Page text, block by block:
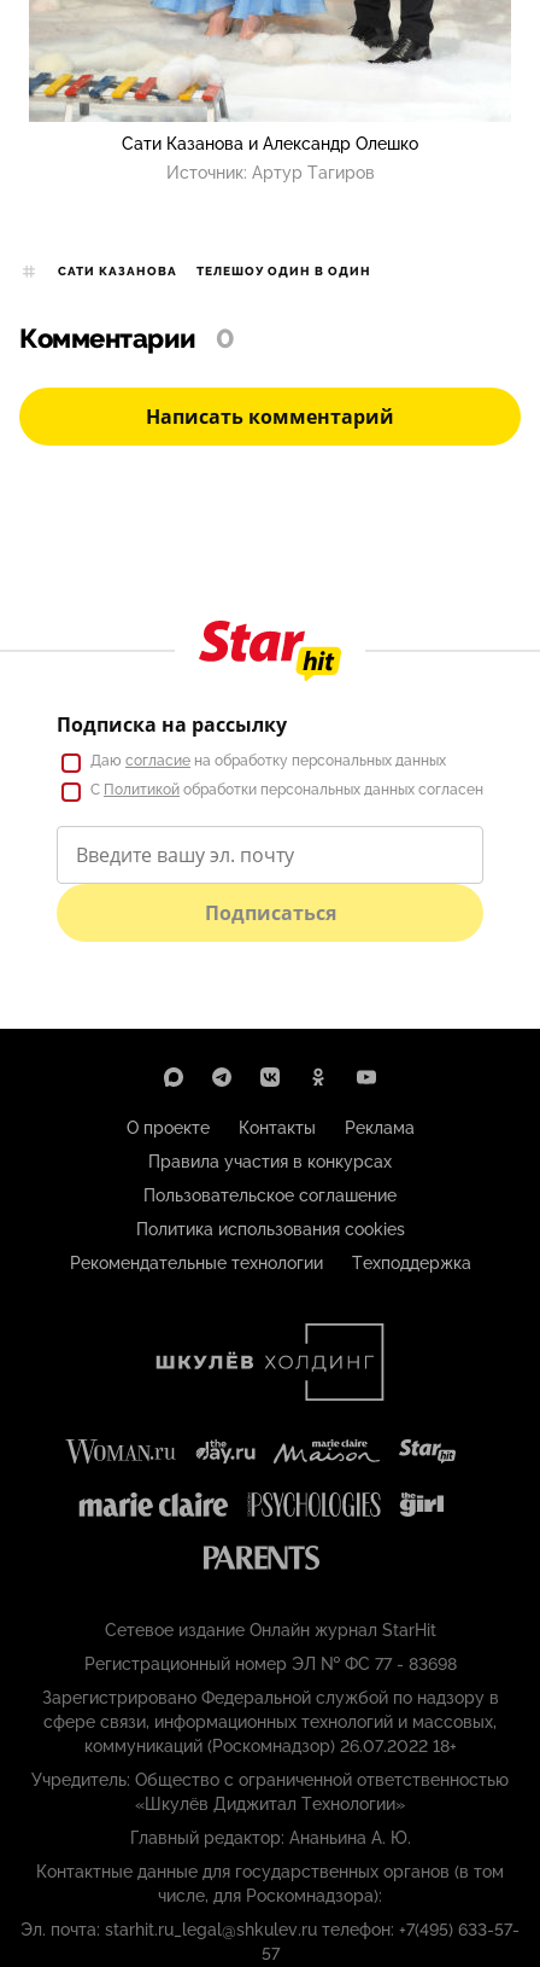
Сати Казанова и Александр Олешко
Источник: Артур Тагиров
САТИ КАЗАНОВА ТЕЛЕШОУ ОДИН В ОДИН
Комментарии 0
Написать комментарий
Подписка на рассылку
Даю согласие на обработку персональных данных
С Политикой обработки персональных данных согласен
Подписаться
О проекте Контакты
Реклама
Правила участия в конкурсах
Пользовательское соглашение
Политика использования cookies
Рекомендательные технологии
Техподдержка
Сетевое издание Онлайн журнал StarHit
Регистрационный номер ЭЛ № ФС 77 - 83698
Зарегистрировано Федеральной службой по надзору в
сфере связи, информационных технологий и массовых,
коммуникаций (Роскомнадзор) 26.07.2022 18+
Учредитель: Общество с ограниченной ответственностью
«Шкулёв Диджитал Технологии»
Главный редактор: Ананьина А. Ю.
Контактные данные для государственных органов (в том
числе, для Роскомнадзора):
Эл. почта: starhit.ru_legal@shkulev.ru телефон: +7(495) 633-57-
57